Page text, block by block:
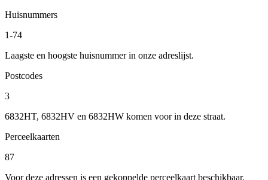
Huisnummers
1-74
Laagste en hoogste huisnummer in onze adreslijst.
Postcodes
3
6832HT, 6832HV en 6832HW komen voor in deze straat.
Perceelkaarten
87
Voor deze adressen is een gekoppelde perceelkaart beschikbaar.